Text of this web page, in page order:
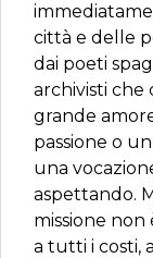
città e delle
dai poeti
archivisti che
grande
passione o
una
aspettando.
missione non
a tutti i costi,